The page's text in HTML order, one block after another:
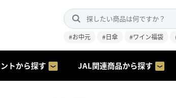
#お中元 #日傘 #ワイン福袋
トから探す JAL関連商品から探す